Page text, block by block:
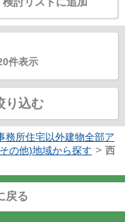
件表示
り込む
務所住宅以外建物全部ア
の他)地域から探す > 西
戻る